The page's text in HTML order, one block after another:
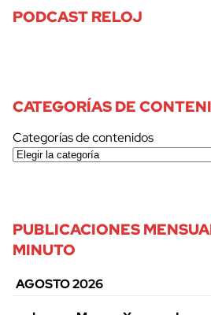
PODCAST RELOJ
CATEGORÍAS DE
Categorías de contenidos
PUBLICACIONES
MINUTO
AGOSTO 2026